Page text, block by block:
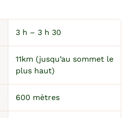
3 h – 3 h 30
11km (jusqu’au sommet le
plus haut)
600 mètres